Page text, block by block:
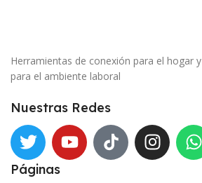
Herramientas de conexión para el hogar y
para el ambiente laboral
Nuestras Redes
Páginas